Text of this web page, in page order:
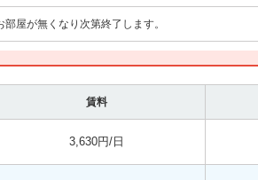
部屋が無くなり次第終了します。
賃料
3,630円/日